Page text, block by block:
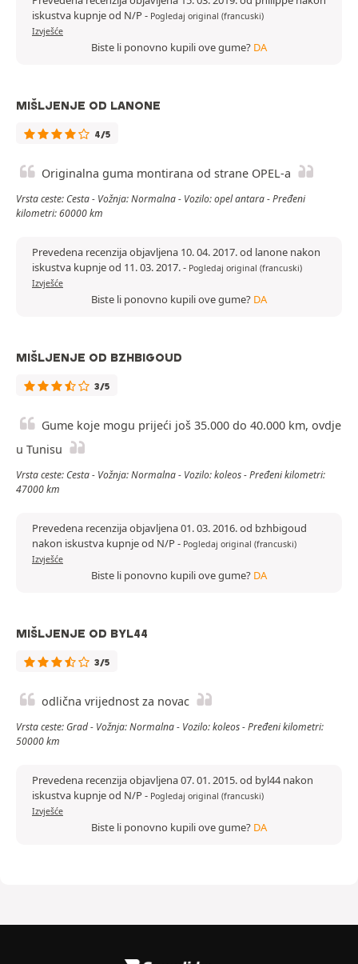
iskustva kupnje od N/P- Pogledaj original (francuski)
Izvješće
Biste li ponovno kupili ove gume? DA
MIŠLJENJE OD LANONE
4/5
Originalna guma montirana od strane OPEL-a
Vrsta ceste: Cesta - Vožnja: Normalna - Vozilo: opel antara - Pređeni
kilometri: 60000 km
Prevedena recenzija objavljena 10. 04. 2017. od lanone nakon
iskustva kupnje od 11. 03. 2017.- Pogledaj original (francuski)
Izvješće
Biste li ponovno kupili ove gume? DA
MIŠLJENJE OD BZHBIGOUD
3/5
Gume koje mogu prijeći još 35.000 do 40.000 km, ovdje
u Tunisu
Vrsta ceste: Cesta - Vožnja: Normalna - Vozilo: koleos - Pređeni kilometri:
47000 km
Prevedena recenzija objavljena 01. 03. 2016. od bzhbigoud
nakon iskustva kupnje od N/P- Pogledaj original (francuski)
Izvješće
Biste li ponovno kupili ove gume? DA
MIŠLJENJE OD BYL44
3/5
odlična vrijednost za novac
Vrsta ceste: Grad - Vožnja: Normalna - Vozilo: koleos - Pređeni kilometri:
50000 km
Prevedena recenzija objavljena 07. 01. 2015. od byl44 nakon
iskustva kupnje od N/P- Pogledaj original (francuski)
Izvješće
Biste li ponovno kupili ove gume? DA